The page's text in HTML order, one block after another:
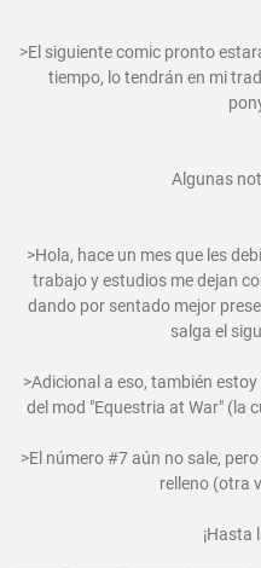
>El siguiente comic pronto
tiempo, lo tendrán en mi
Algunas
>Hola, hace un mes que les
trabajo y estudios me dejan
dando por sentado mejor
salga el
>Adicional a eso, también
del mod "Equestria at War" (la
>El número #7 aún no sale,
relleno (otra
¡Hasta